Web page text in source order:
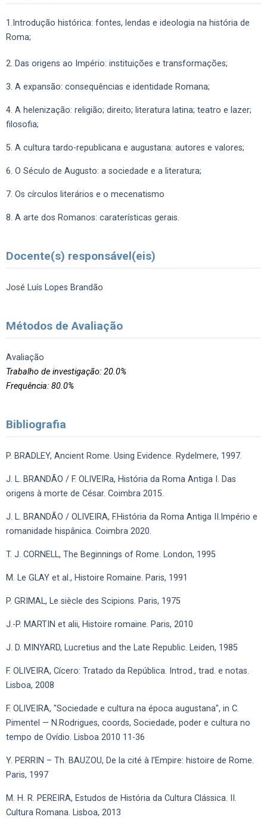
1.Introdução histórica: fontes, lendas e ideologia na história de
Roma;
2. Das origens ao Império: instituições e transformações;
3. A expansão: consequências e identidade Romana;
4. A helenização: religião; direito; literatura latina; teatro e lazer;
filosofia;
5. A cultura tardo-republicana e augustana: autores e valores;
6. O Século de Augusto: a sociedade e a literatura;
7. Os círculos literários e o mecenatismo
8. A arte dos Romanos: caraterísticas gerais.
Docente(s) responsável(eis)
José Luís Lopes Brandão
Métodos de Avaliação
Avaliação
Trabalho de investigação: 20.0%
Frequência: 80.0%
Bibliografia
P. BRADLEY, Ancient Rome. Using Evidence. Rydelmere, 1997.
J. L. BRANDÃO / F. OLIVEIRa, História da Roma Antiga I. Das
origens à morte de César. Coimbra 2015.
J. L. BRANDÃO / OLIVEIRA, F.História da Roma Antiga II.Império e
romanidade hispânica. Coimbra 2020.
T. J. CORNELL, The Beginnings of Rome. London, 1995
M. Le GLAY et al., Histoire Romaine. Paris, 1991
P. GRIMAL, Le siècle des Scipions. Paris, 1975
J.-P. MARTIN et alii, Histoire romaine. Paris, 2010
J. D. MINYARD, Lucretius and the Late Republic. Leiden, 1985
F. OLIVEIRA, Cícero: Tratado da República. Introd., trad. e notas.
Lisboa, 2008
F. OLIVEIRA, "Sociedade e cultura na época augustana", in C.
Pimentel — N.Rodrigues, coords, Sociedade, poder e cultura no
tempo de Ovídio. Lisboa 2010 11-36
Y. PERRIN – Th. BAUZOU, De la cité à l’Empire: histoire de Rome.
Paris, 1997
M. H. R. PEREIRA, Estudos de História da Cultura Clássica. II.
Cultura Romana. Lisboa, 2013